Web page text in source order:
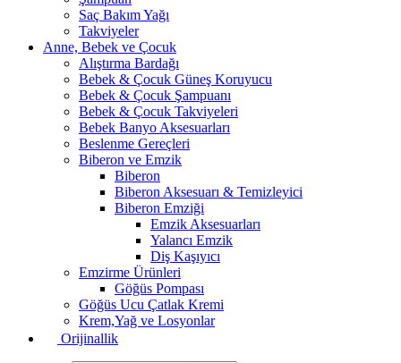
Saç Bakım Yağı
Takviyeler
Anne, Bebek ve Çocuk
Alıştırma Bardağı
Bebek & Çocuk Güneş Koruyucu
Bebek & Çocuk Şampuanı
Bebek & Çocuk Takviyeleri
Bebek Banyo Aksesuarları
Beslenme Gereçleri
Biberon ve Emzik
Biberon
Biberon Aksesuarı & Temizleyici
Biberon Emziği
Emzik Aksesuarları
Yalancı Emzik
Diş Kaşıyıcı
Emzirme Ürünleri
Göğüs Pompası
Göğüs Ucu Çatlak Kremi
Krem,Yağ ve Losyonlar
Orijinallik